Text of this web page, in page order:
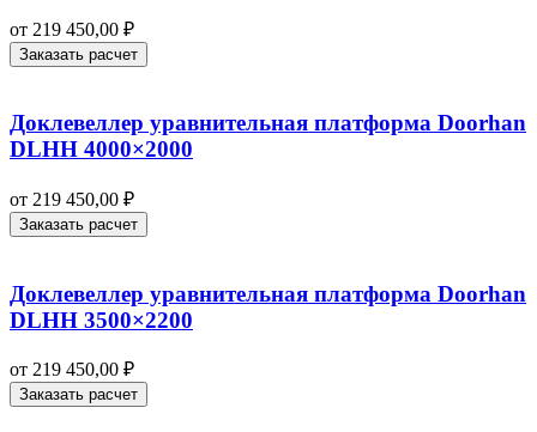
от 219 450,00 ₽
Заказать расчет
Доклевеллер уравнительная платформа Doorhan
DLHH 4000×2000
от 219 450,00 ₽
Заказать расчет
Доклевеллер уравнительная платформа Doorhan
DLHH 3500×2200
от 219 450,00 ₽
Заказать расчет